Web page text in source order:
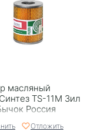
масляный
TS-11М Зил
Россия
Отложить